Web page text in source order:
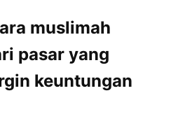
muslimah
pasar yang
keuntungan